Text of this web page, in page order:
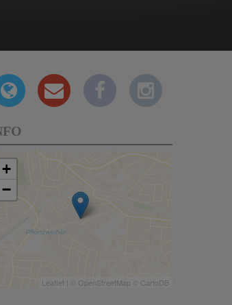
+
−
Leaflet | © OpenStreetMap © CartoDB